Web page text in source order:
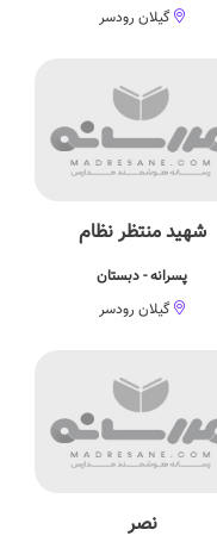
گیلان رودسر
شهید منتظر نظام
پسرانه - دبستان
گیلان رودسر
نصر